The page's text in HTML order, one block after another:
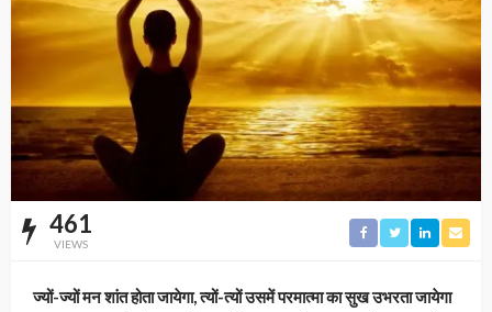
461
VIEWS
ज्यों-ज्यों मन शांत होता जायेगा, त्यों-त्यों उसमें परमात्मा का सुख उभरता जायेगा